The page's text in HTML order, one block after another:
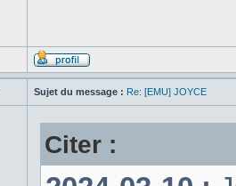
Sujet du message : Re: [EMU] JOYCE
Citer :